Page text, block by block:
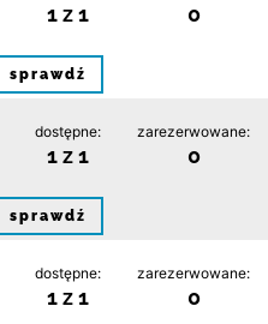
1 z 1 0
sprawdź
dostępne:
1 z 1
zarezerwowane:
0
sprawdź
dostępne:
1 z 1
zarezerwowane:
0